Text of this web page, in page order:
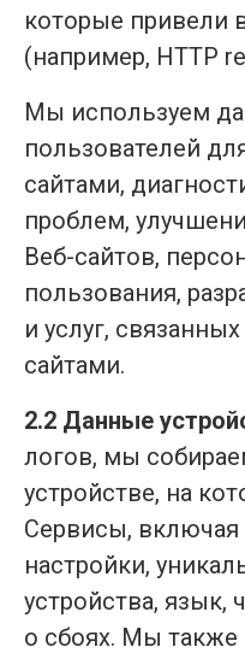
которые привели
(например, HTTP
Мы используем
пользователей
сайтами,
проблем,
Веб-сайтов,
пользования,
и услуг,
сайтами.
2.2 Данные
логов, мы
устройстве, на
Сервисы, включая
настройки,
устройства, язык,
о сбоях. Мы